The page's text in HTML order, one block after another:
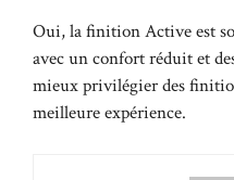
Oui, la finition Active est
avec un confort réduit et
mieux privilégier des
meilleure expérience.